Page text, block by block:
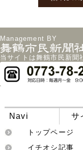
Management BY
当サイトは舞鶴市民新聞
Navi サ
トップページ
イチオシ記事